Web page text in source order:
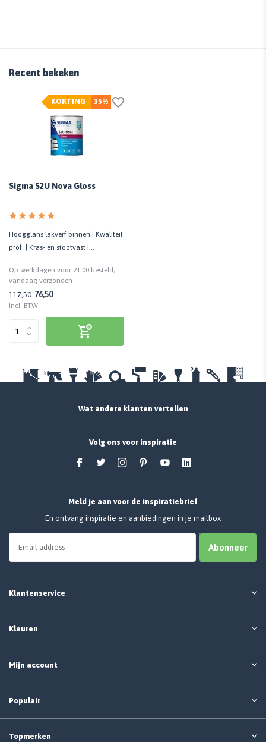
Recent bekeken
35%
KORTING
Sigma S2U Nova Gloss
Hoogglans lakverf binnen | Kwaliteit
prof. | Kras- en stootvast |
Op werkdagen voor 21:00 besteld,
vandaag verzonden
117,50 76,50
Incl. BTW
Wat andere klanten vertellen
Volg ons voor inspiratie
Meld je aan voor de inspiratiebrief
En ontvang inspiratie en aanbiedingen in je mailbox
Abonneer
Klantenservice
Kleuren
Mijn account
Populair
Topmerken